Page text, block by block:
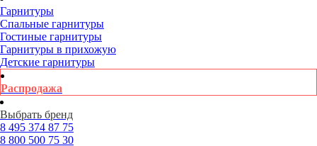
Гарнитуры
Спальные гарнитуры
Гостиные гарнитуры
Гарнитуры в прихожую
Детские гарнитуры
Распродажа
Выбрать бренд
8 495 374 87 75
8 800 500 75 30